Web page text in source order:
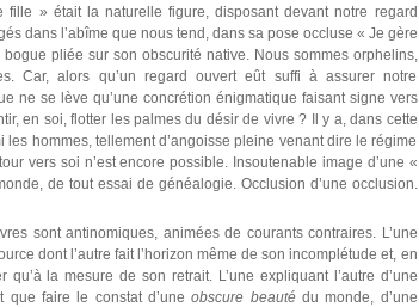
fille » était la naturelle figure, disposant devant notre regard
dans l’abîme que nous tend, dans sa pose occluse « Je gère
pliée sur son obscurité native. Nous sommes orphelins,
Car, alors qu’un regard ouvert eût suffi à assurer notre
ne se lève qu’une concrétion énigmatique faisant signe vers
en soi, flotter les palmes du désir de vivre ? Il y a, dans cette
hommes, tellement d’angoisse pleine venant dire le régime
vers soi n’est encore possible. Insoutenable image d’une «
de tout essai de généalogie. Occlusion d’une occlusion.
sont antinomiques, animées de courants contraires. L’une
dont l’autre fait l’horizon même de son incomplétude et, en
la mesure de son retrait. L’une expliquant l’autre d’une
que faire le constat d’uneobscure beautédu monde, d’une